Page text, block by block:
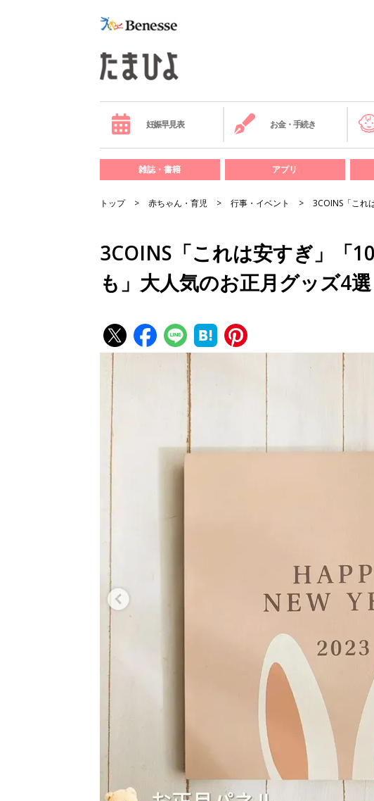
妊娠早見表 お金・手続き
雑誌・書籍 アプリ
トップ 赤ちゃん・育児 行事・イベント 3COINS「これ
3COINS「これは安すぎ」「
も」大人気のお正月グッズ4選